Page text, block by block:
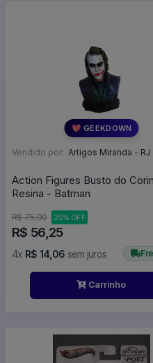
💖 GEEKDOWN
Vendido por: Artigos Miranda - RJ
Action Figures Busto do
Resina - Batman
R$ 75,00 25% OFF
R$ 56,25
4x R$ 14,06 sem juros
Carrinho